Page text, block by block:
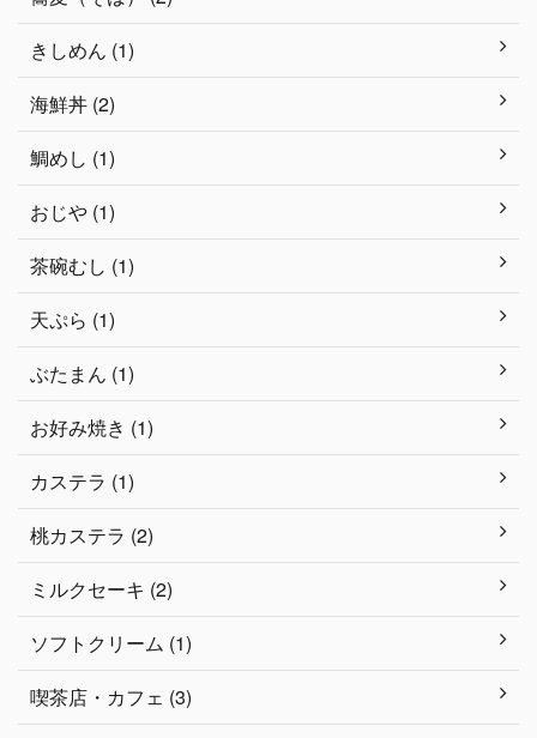
きしめん (1)
海鮮丼 (2)
鯛めし (1)
おじや (1)
茶碗むし (1)
天ぷら (1)
ぶたまん (1)
お好み焼き (1)
カステラ (1)
桃カステラ (2)
ミルクセーキ (2)
ソフトクリーム (1)
喫茶店・カフェ (3)